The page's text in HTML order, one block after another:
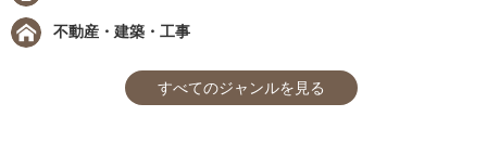
不動産・建築・工事
すべてのジャンルを見る